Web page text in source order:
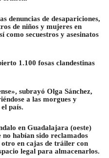
denuncias de desapariciones,
de niños y mujeres en
como secuestros y asesinatos
1.100 fosas clandestinas
subrayó Olga Sánchez,
a las morgues y
país.
en Guadalajara (oeste)
no habían sido reclamados
en cajas de tráiler con
legal para almacenarlos.